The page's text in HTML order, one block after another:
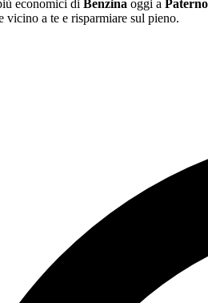
economici di Benzina oggi a
vicino a te e risparmiare sul pieno.